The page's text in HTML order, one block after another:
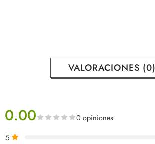
VALORACIONES (0)
0.00 0 opiniones
5